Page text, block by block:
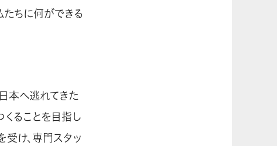
ちに何ができる
本へ逃れてきた
ることを目指し
け、専門スタッ